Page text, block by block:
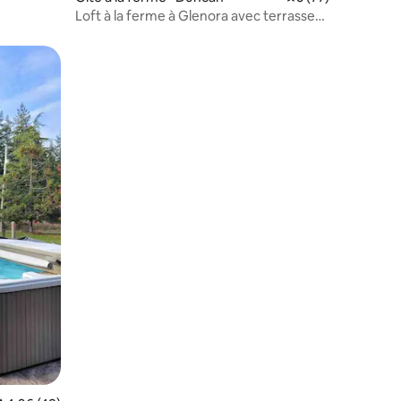
Loft à la ferme à Glenora avec terrasse
plus aimés